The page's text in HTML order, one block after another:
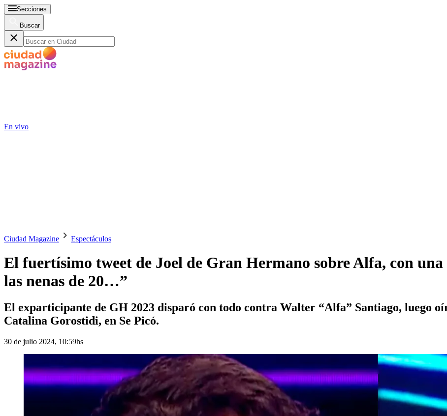
Secciones
Buscar
En vivo
Ciudad Magazine Espectáculos
El fuertísimo tweet de Joel de Gran Hermano sobre Alfa, con
las nenas de 20…”
El exparticipante de GH 2023 disparó con todo contra Walter “Alfa” Santiago, luego
Catalina Gorostidi, en Se Picó.
30 de julio 2024, 10:59hs